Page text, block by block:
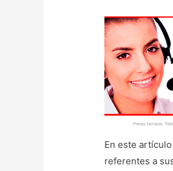
En este
referentes a